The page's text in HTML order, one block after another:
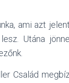
ami azt
Utána
Család